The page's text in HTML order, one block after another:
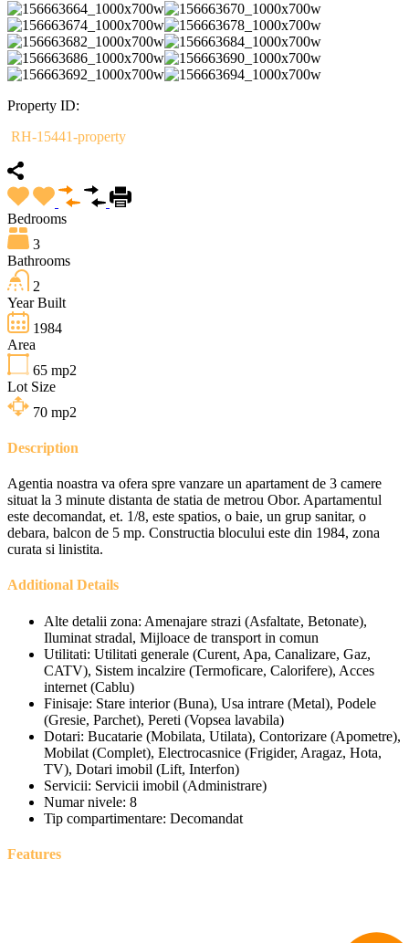
Property ID:
RH-15441-property
Bedrooms
3
Bathrooms
2
Year Built
1984
Area
65 mp2
Lot Size
70 mp2
Description
Agentia noastra va ofera spre vanzare un apartament de 3 camere
situat la 3 minute distanta de statia de metrou Obor. Apartamentul
este decomandat, et. 1/8, este spatios, o baie, un grup sanitar, o
debara, balcon de 5 mp. Constructia blocului este din 1984, zona
curata si linistita.
Additional Details
Alte detalii zona: Amenajare strazi (Asfaltate, Betonate),
Iluminat stradal, Mijloace de transport in comun
Utilitati: Utilitati generale (Curent, Apa, Canalizare, Gaz,
CATV), Sistem incalzire (Termoficare, Calorifere), Acces
internet (Cablu)
Finisaje: Stare interior (Buna), Usa intrare (Metal), Podele
(Gresie, Parchet), Pereti (Vopsea lavabila)
Dotari: Bucatarie (Mobilata, Utilata), Contorizare (Apometre),
Mobilat (Complet), Electrocasnice (Frigider, Aragaz, Hota,
TV), Dotari imobil (Lift, Interfon)
Servicii: Servicii imobil (Administrare)
Numar nivele: 8
Tip compartimentare: Decomandat
Features